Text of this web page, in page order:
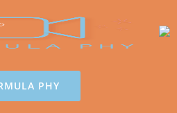
al
contenido
PHY